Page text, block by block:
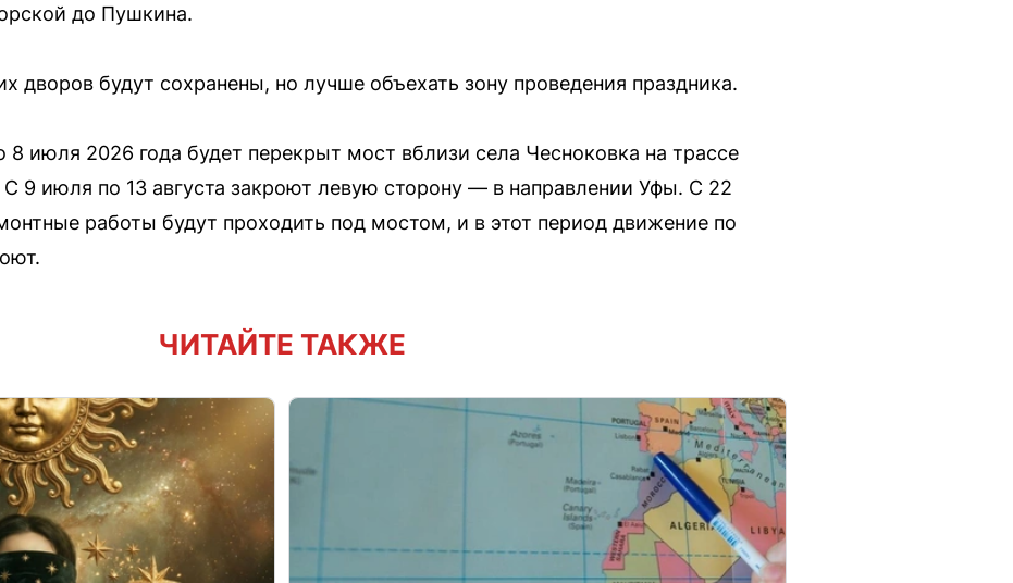
до Пушкина.
дворов будут сохранены, но лучше объехать зону проведения праздника.
8 июля 2026 года будет перекрыт мост вблизи села Чесноковка на трассе
9 июля по 13 августа закроют левую сторону — в направлении Уфы. С 22
работы будут проходить под мостом, и в этот период движение по
ЧИТАЙТЕ ТАКЖЕ